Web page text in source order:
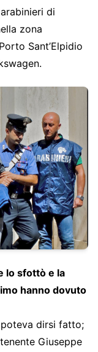
di
zona
Sant’Elpidio
lo sfottò e la
hanno dovuto
dirsi fatto;
Giuseppe